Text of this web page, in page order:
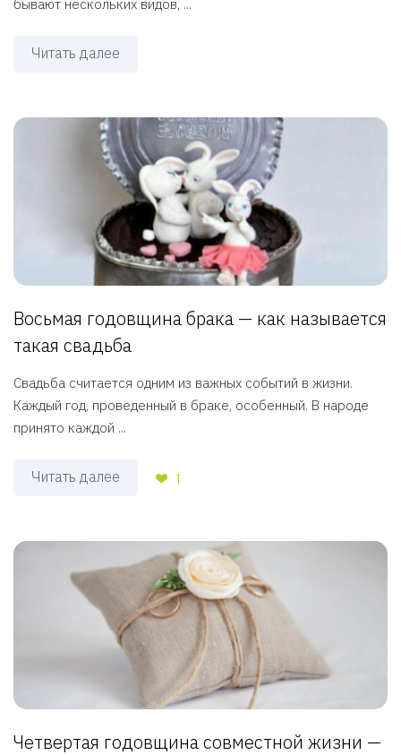
бывают нескольких видов, ...
Читать далее
Восьмая годовщина брака — как называется
такая свадьба
Свадьба считается одним из важных событий в жизни.
Каждый год, проведенный в браке, особенный. В народе
принято каждой ...
Читать далее 1
Четвертая годовщина совместной жизни —